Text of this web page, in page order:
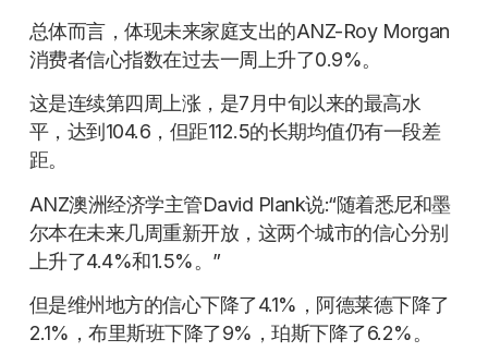
总体而言，体现未来家庭支出的ANZ-Roy Morgan
消费者信心指数在过去一周上升了0.9%。
这是连续第四周上涨，是7月中旬以来的最高水
平，达到104.6，但距112.5的长期均值仍有一段差
距。
ANZ澳洲经济学主管David Plank说:“随着悉尼和墨
尔本在未来几周重新开放，这两个城市的信心分别
上升了4.4%和1.5%。”
但是维州地方的信心下降了4.1%，阿德莱德下降了
2.1%，布里斯班下降了9%，珀斯下降了6.2%。